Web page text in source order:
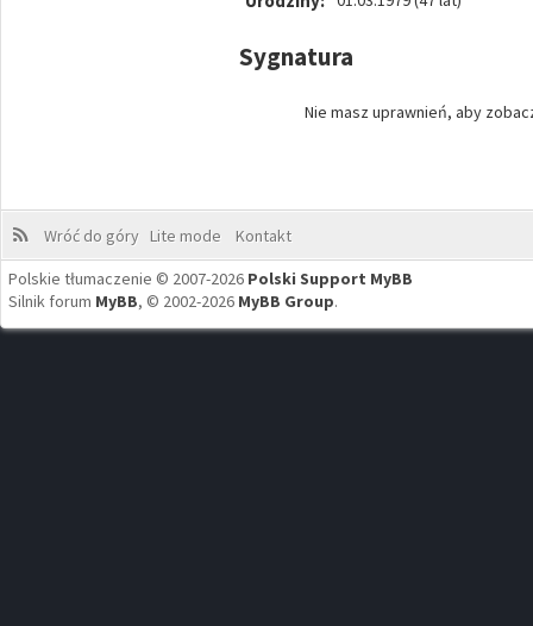
Sygnatura
Nie masz uprawnień, aby
Wróć do góry Lite mode
Kontakt
Polskie tłumaczenie © 2007-2026 Polski Support MyBB
Silnik forum MyBB, © 2002-2026 MyBB Group.